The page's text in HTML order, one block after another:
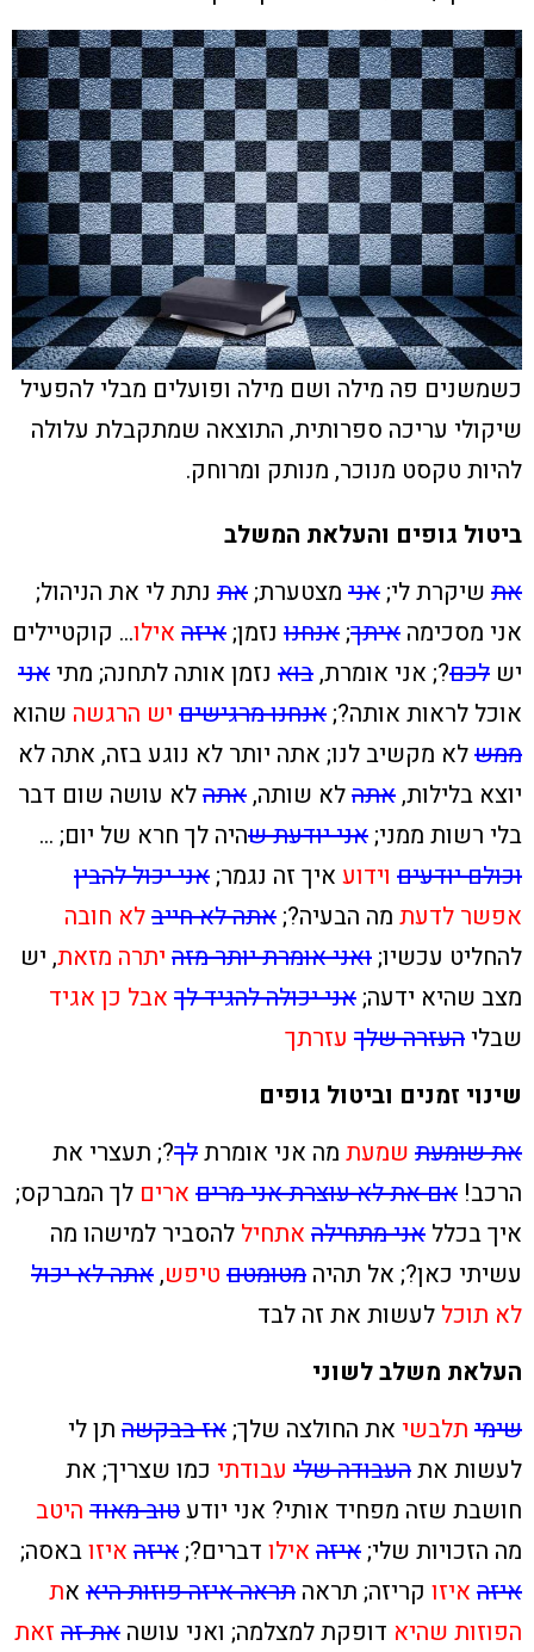
כשמשנים פה מילה ושם מילה ופועלים מבלי להפעיל
שיקולי עריכה ספרותית, התוצאה שמתקבלת עלולה
להיות טקסט מנוכר, מנותק ומרוחק.
ביטול גופים והעלאת המשלב
את שיקרת לי;אני מצטערת;את נתת לי את הניהול;
אני מסכימה איתך;אנחנו נזמן;איזה אילו… קוקטיילים
יש לכם?; אני אומרת,בוא נזמן אותה לתחנה; מתיאני
אוכל לראות אותה?;אנחנו מרגישים יש הרגשה שהוא
ממשלא מקשיב לנו; אתה יותר לא נוגע בזה, אתה לא
יוצא בלילות,אתהלא שותה,אתהלא עושה שום דבר
בלי רשות ממני;אני יודעת שהיה לך חרא של יום; …
וכולם יודעים וידוע איך זה נגמר;אני יכול להבין
אפשר לדעת מה הבעיה?;אתה לא חייבלא חובה
להחליט עכשיו;ואני אומרת יותר מזה יתרה מזאת, יש
מצב שהיא ידעה;אני יכולה להגיד לך אבל כן אגיד
שבליהעזרה שלך עזרתך
שינוי זמנים וביטול גופים
את שומעת שמעת מה אני אומרתלך?; תעצרי את
הרכב! אם את לא עוצרת אני מרים ארים לך המברקס;
איך בכלל אני מתחילה אתחיל להסביר למישהו מה
עשיתי כאן?; אל תהיה מטומטם טיפש,אתה לא יכול
לא תוכל לעשות את זה לבד
העלאת משלב לשוני
שימי תלבשי את החולצה שלך;אז בבקשה תן לי
לעשות אתהעבודה שלי עבודתי כמו שצריך; את
חושבת שזה מפחיד אותי? אני יודעטוב מאוד היטב
מה הזכויות שלי;איזה אילו דברים?;איזה איזובאסה;
איזה איזו קריזה; תראה תראה איזה פוזות היא את
הפוזות שהיא דופקת למצלמה; ואני עושה את זה זאת